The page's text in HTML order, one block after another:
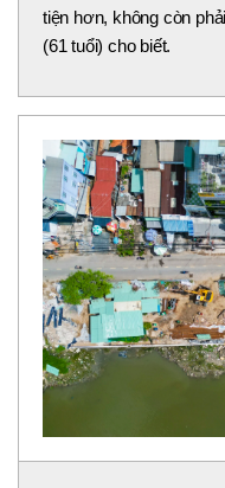
tiện hơn, không còn
(61 tuổi) cho biết.